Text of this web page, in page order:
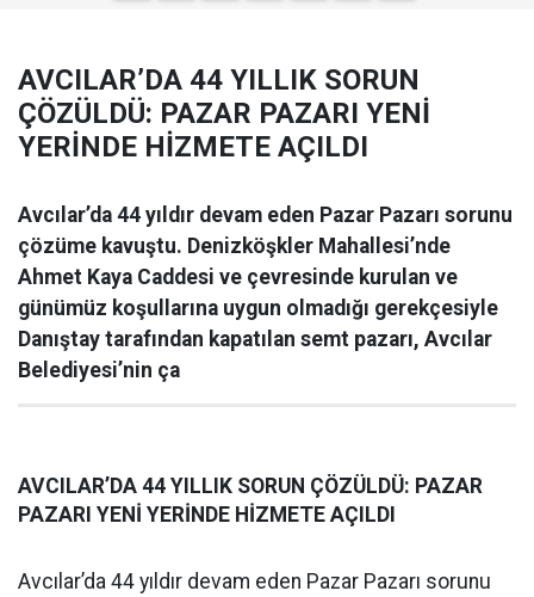
AVCILAR’DA 44 YILLIK SORUN
ÇÖZÜLDÜ: PAZAR PAZARI YENİ
YERİNDE HİZMETE AÇILDI
Avcılar’da 44 yıldır devam eden Pazar Pazarı sorunu
çözüme kavuştu. Denizköşkler Mahallesi’nde
Ahmet Kaya Caddesi ve çevresinde kurulan ve
günümüz koşullarına uygun olmadığı gerekçesiyle
Danıştay tarafından kapatılan semt pazarı, Avcılar
Belediyesi’nin ça
AVCILAR’DA 44 YILLIK SORUN ÇÖZÜLDÜ: PAZAR
PAZARI YENİ YERİNDE HİZMETE AÇILDI
Avcılar’da 44 yıldır devam eden Pazar Pazarı sorunu